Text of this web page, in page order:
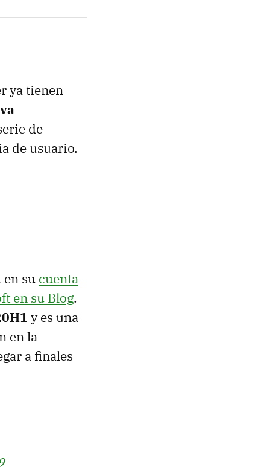
ya tienen
de
de usuario.
en su cuenta
en su Blog.
y es una
en la
a finales